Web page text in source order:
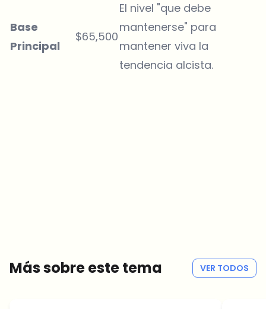
Base
Principal
$65,500
El nivel "que debe
mantenerse" para
mantener viva la
tendencia alcista.
Más sobre este tema VER TODOS